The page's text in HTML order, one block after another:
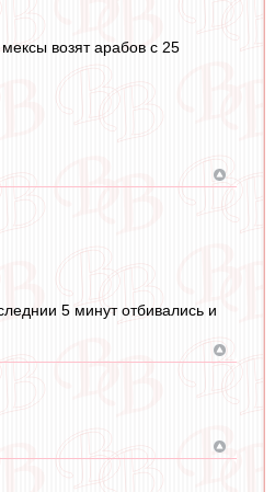
возят арабов с 25
5 минут отбивались и